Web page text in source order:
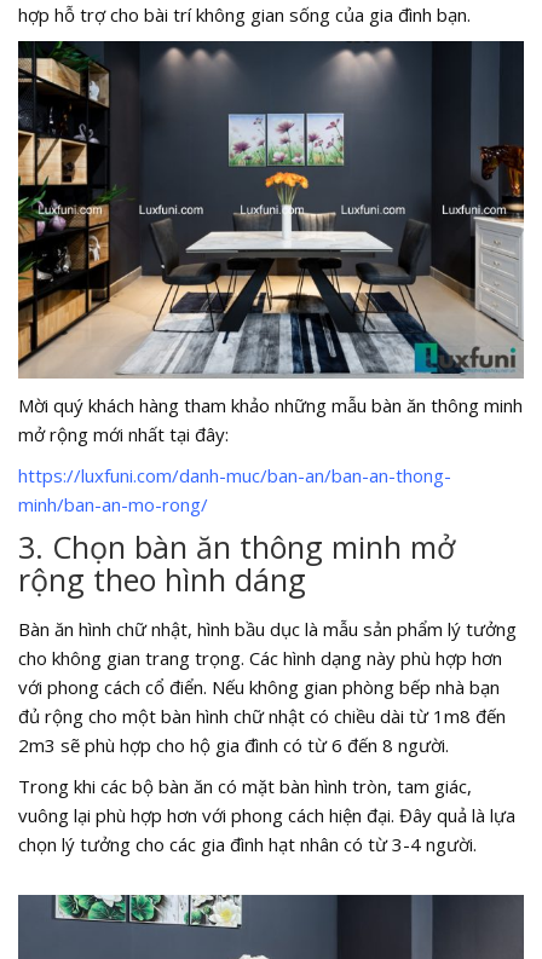
hợp hỗ trợ cho bài trí không gian sống của gia đình bạn.
Mời quý khách hàng tham khảo những mẫu bàn ăn thông minh
mở rộng mới nhất tại đây:
https://luxfuni.com/danh-muc/ban-an/ban-an-thong-
minh/ban-an-mo-rong/
3. Chọn bàn ăn thông minh mở
rộng theo hình dáng
Bàn ăn hình chữ nhật, hình bầu dục là mẫu sản phẩm lý tưởng
cho không gian trang trọng. Các hình dạng này phù hợp hơn
với phong cách cổ điển. Nếu không gian phòng bếp nhà bạn
đủ rộng cho một bàn hình chữ nhật có chiều dài từ 1m8 đến
2m3 sẽ phù hợp cho hộ gia đình có từ 6 đến 8 người.
Trong khi các bộ bàn ăn có mặt bàn hình tròn, tam giác,
vuông lại phù hợp hơn với phong cách hiện đại. Đây quả là lựa
chọn lý tưởng cho các gia đình hạt nhân có từ 3-4 người.